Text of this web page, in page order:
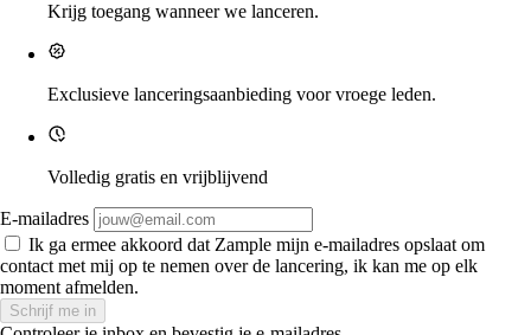
Krijg toegang wanneer we lanceren.
Exclusieve lanceringsaanbieding voor vroege leden.
Volledig gratis en vrijblijvend
E-mailadres
Ik ga ermee akkoord dat Zample mijn e-mailadres opslaat om
contact met mij op te nemen over de lancering, ik kan me op elk
moment afmelden.
Schrijf me in